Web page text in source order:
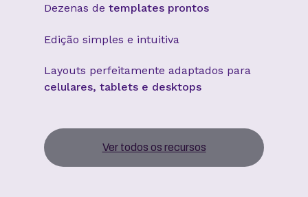
Dezenas de templates prontos
Edição simples e intuitiva
Layouts perfeitamente adaptados para
celulares, tablets e desktops
Ver todos os recursos